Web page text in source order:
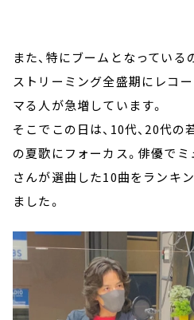
また、特にブームとなっている
ストリーミング全盛期にレコ
マる人が急増しています。
そこでこの日は、10代、20代
の夏歌にフォーカス。俳優で
さんが選曲した10曲をランキ
ました。